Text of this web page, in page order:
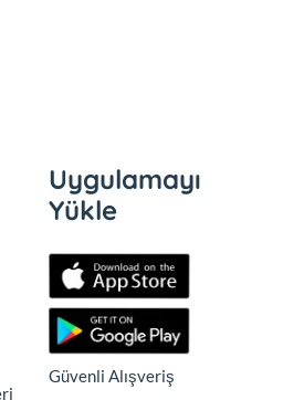
Uygulamayı
Yükle
Güvenli Alışveriş